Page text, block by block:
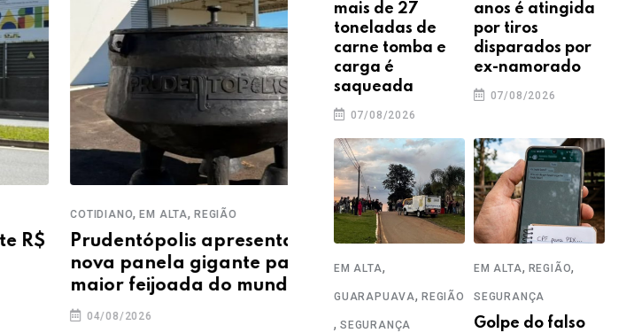
COTIDIANO,EM ALTA,REGIÃO
Prudentópolis apresenta
nova panela gigante para a
maior feijoada do mundo
04/08/2026
EM ALTA,REGIÃO,SEGURANÇA
Ex-marido é preso após
mulher fazer sinal
internacional de pedido de
socorro na rua
EM
mais de 27
toneladas de
carne tomba e
carga é
saqueada
07/08/2026
anos é atingida
por tiros
disparados por
ex-namorado
07/08/2026
EM ALTA,
GUARAPUAVA, REGIÃO
, SEGURANÇA
EM ALTA, REGIÃO,
SEGURANÇA
Golpe do falso